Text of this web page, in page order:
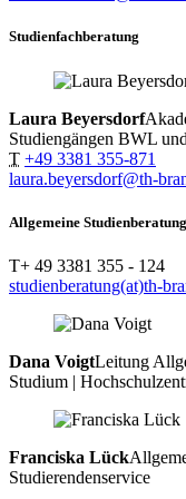
Studienfachberatung
Laura Beyersdorf
Studiengängen BWL
T +49 3381 355-871
laura.beyersdorf@th-
Allgemeine Studienberatung
T+ 49 3381 355 - 124
studienberatung(at)th-
Dana VoigtLeitung
Studium |
Franciska Lück
Studierendenservice